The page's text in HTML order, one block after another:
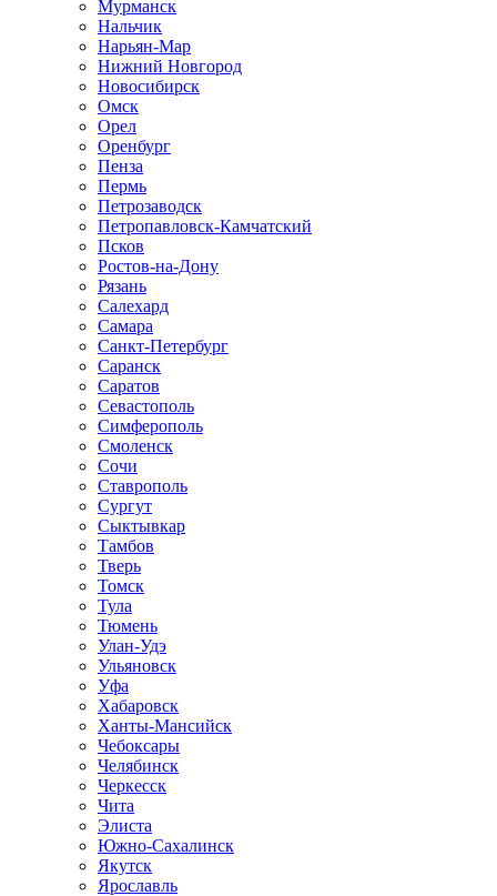
Мурманск
Нальчик
Нарьян-Мар
Нижний Новгород
Новосибирск
Омск
Орел
Оренбург
Пенза
Пермь
Петрозаводск
Петропавловск-Камчатский
Псков
Ростов-на-Дону
Рязань
Салехард
Самара
Санкт-Петербург
Саранск
Саратов
Севастополь
Симферополь
Смоленск
Сочи
Ставрополь
Сургут
Сыктывкар
Тамбов
Тверь
Томск
Тула
Тюмень
Улан-Удэ
Ульяновск
Уфа
Хабаровск
Ханты-Мансийск
Чебоксары
Челябинск
Черкесск
Чита
Элиста
Южно-Сахалинск
Якутск
Ярославль